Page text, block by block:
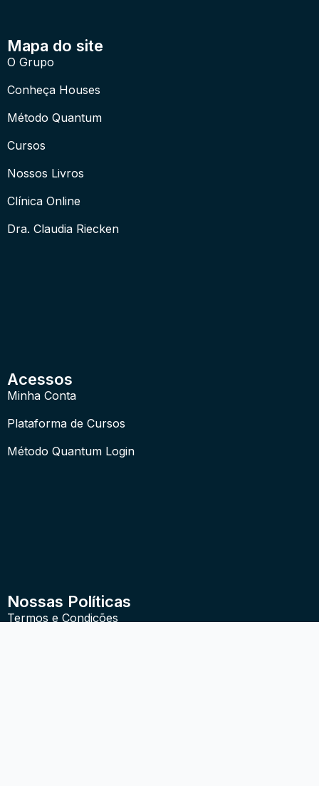
Mapa do site
O Grupo
Conheça Houses
Método Quantum
Cursos
Nossos Livros
Clínica Online
Dra. Claudia Riecken
Acessos
Minha Conta
Plataforma de Cursos
Método Quantum Login
Nossas Políticas
Termos e Condições